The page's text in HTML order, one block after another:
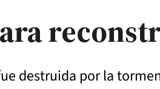
destruida por la